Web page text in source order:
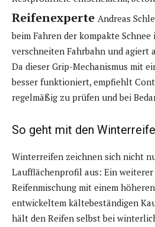
Reifenexperte Andreas
beim Fahren der kompakte
verschneiten Fahrbahn und agiert
Da dieser Grip-Mechanismus mit
besser funktioniert, empfiehlt
regelmäßig zu prüfen und bei
So geht mit den
Winterreifen zeichnen sich nicht
Laufflächenprofil aus: Ein
Reifenmischung mit einem
entwickeltem kältebeständigen
hält den Reifen selbst bei